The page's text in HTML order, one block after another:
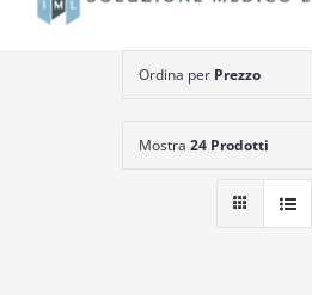
Chi Siamo
Servizi
Accademia
Ordina per Prezzo
Mostra 24 Prodotti